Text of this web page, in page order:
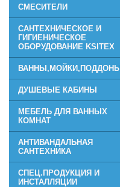
СМЕСИТЕЛИ
САНТЕХНИЧЕСКОЕ И
ГИГИЕНИЧЕСКОЕ
ОБОРУДОВАНИЕ KSITEX
ВАННЫ,МОЙКИ,ПОДДОНЫ
ДУШЕВЫЕ КАБИНЫ
МЕБЕЛЬ ДЛЯ ВАННЫХ
КОМНАТ
АНТИВАНДАЛЬНАЯ
САНТЕХНИКА
СПЕЦ.ПРОДУКЦИЯ И
ИНСТАЛЛЯЦИИ